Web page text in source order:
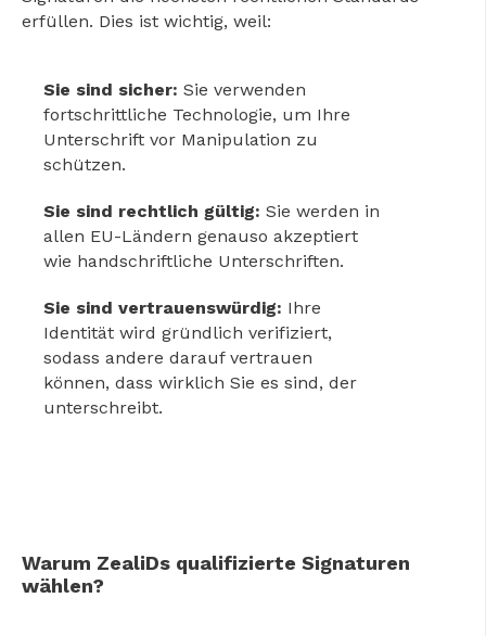
erfüllen. Dies ist wichtig, weil:
Sie sind sicher: Sie verwenden
fortschrittliche Technologie, um Ihre
Unterschrift vor Manipulation zu
schützen.
Sie sind rechtlich gültig: Sie werden in
allen EU-Ländern genauso akzeptiert
wie handschriftliche Unterschriften.
Sie sind vertrauenswürdig: Ihre
Identität wird gründlich verifiziert,
sodass andere darauf vertrauen
können, dass wirklich Sie es sind, der
unterschreibt.
Warum ZealiDs qualifizierte Signaturen
wählen?